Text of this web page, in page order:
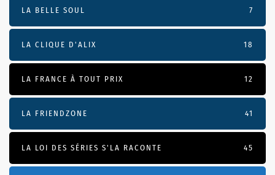
LA BELLE SOUL 7
LA CLIQUE D'ALIX 18
LA FRANCE À TOUT PRIX 12
LA FRIENDZONE 41
LA LOI DES SÉRIES S'LA RACONTE 45